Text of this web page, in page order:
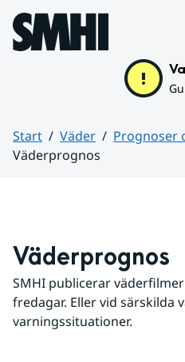
Hoppa till sidans innehåll
Start Väder
Prognoser
Väderprognos
Väderprognos
SMHI publicerar
fredagar. Eller vid särskilda
varningssituationer.